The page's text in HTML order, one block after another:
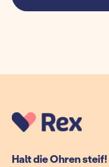
Halt die Ohren steif!